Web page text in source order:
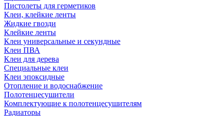
Пистолеты для герметиков
Клеи, клейкие ленты
Жидкие гвозди
Клейкие ленты
Клеи универсальные и секундные
Клеи ПВА
Клеи для дерева
Специальные клеи
Клеи эпоксидные
Отопление и водоснабжение
Полотенцесушители
Комплектующие к полотенцесушителям
Радиаторы